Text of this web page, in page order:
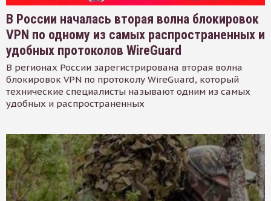
В России началась вторая волна блокировок
VPN по одному из самых распространенных и
удобных протоколов WireGuard
В регионах России зарегистрирована вторая волна
блокировок VPN по протоколу WireGuard, который
технические специалисты называют одним из самых
удобных и распространенных